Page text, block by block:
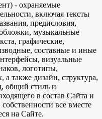
- охраняемые
включая тексты
предисловия,
музыкальные
графические,
составные и иные
визуальные
логотипы,
также дизайн, структура,
общий стиль и
в состав Сайта и
все вместе
на Сайте.